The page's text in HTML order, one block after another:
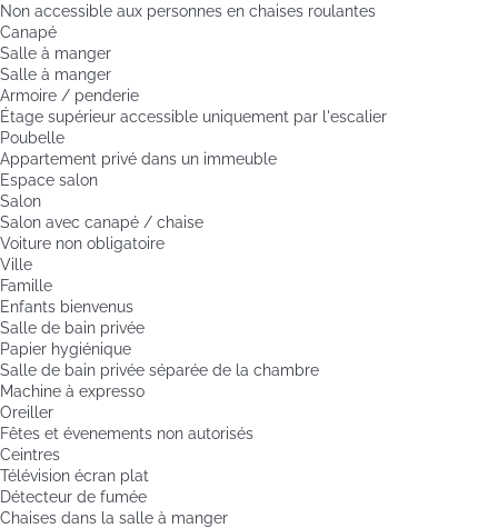
Non accessible aux personnes en chaises roulantes
Canapé
Salle à manger
Salle à manger
Armoire / penderie
Étage supérieur accessible uniquement par l'escalier
Poubelle
Appartement privé dans un immeuble
Espace salon
Salon
Salon avec canapé / chaise
Voiture non obligatoire
Ville
Famille
Enfants bienvenus
Salle de bain privée
Papier hygiénique
Salle de bain privée séparée de la chambre
Machine à expresso
Oreiller
Fêtes et évenements non autorisés
Ceintres
Télévision écran plat
Détecteur de fumée
Chaises dans la salle à manger